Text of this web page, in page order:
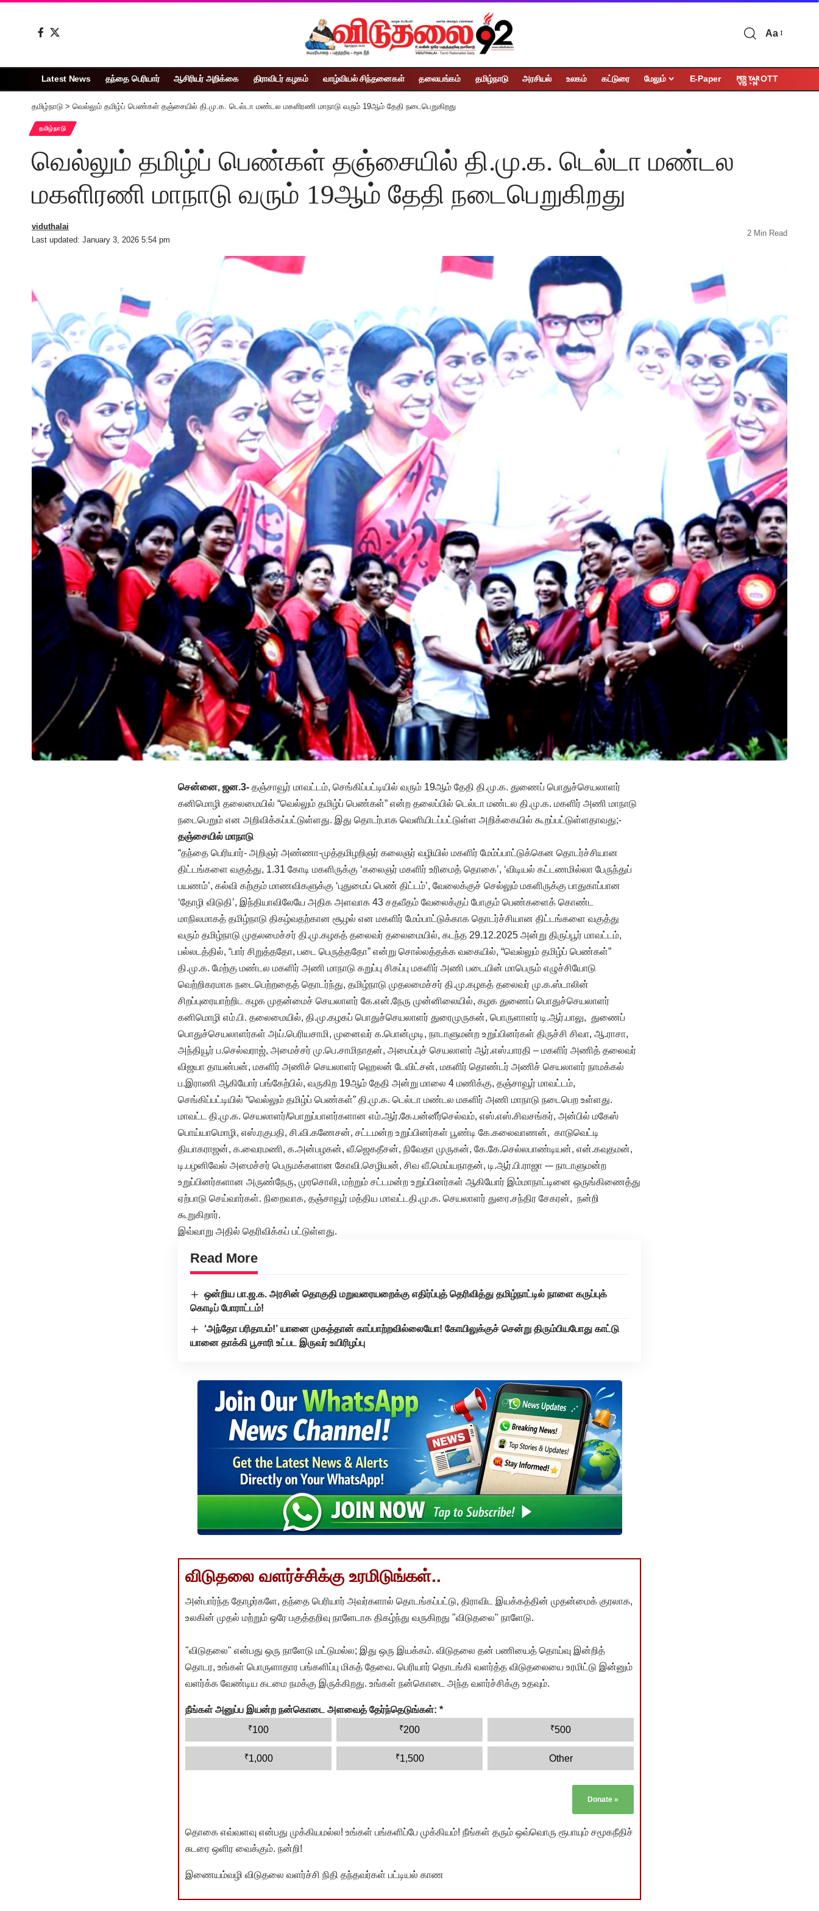
Aa
Latest News தந்தை பெரியார் ஆசிரியர் அறிக்கை திராவிடர் கழகம் வாழ்வியல் சிந்தனைகள் தலையங்கம் தமிழ்நாடு அரசியல் உலகம் கட்டுரை மேலும் E-Paper OTT
தமிழ்நாடு > வெல்லும் தமிழ்ப் பெண்கள் தஞ்சையில் தி.மு.க. டெல்டா மண்டல மகளிரணி மாநாடு வரும் 19ஆம் தேதி நடைபெறுகிறது
தமிழ்நாடு
வெல்லும் தமிழ்ப் பெண்கள் தஞ்சையில் தி.மு.க. டெல்டா மண்டல
மகளிரணி மாநாடு வரும் 19ஆம் தேதி நடைபெறுகிறது
Last updated: January 3, 2026 5:54 pm
viduthalai
2 Min Read
சென்னை, ஜன.3- தஞ்சாவூர் மாவட்டம், செங்கிப்பட்டியில் வரும் 19ஆம் தேதி தி.மு.க. துணைப் பொதுச்செயலாளர்
கனிமொழி தலைமையில் “வெல்லும் தமிழ்ப் பெண்கள்” என்ற தலைப்பில் டெல்டா மண்டல தி.மு.க. மகளிர் அணி மாநாடு
நடைபெறும் என அறிவிக்கப்பட்டுள்ளது. இது தொடர்பாக வெளியிடப்பட்டுள்ள அறிக்கையில் கூறப்பட்டுள்ளதாவது;-
தஞ்சையில் மாநாடு
“தந்தை பெரியார்- அறிஞர் அண்ணா-முத்தமிழறிஞர் கலைஞர் வழியில் மகளிர் மேம்ப்பாட்டுக்கென தொடர்ச்சியான
திட்டங்களை வகுத்து, 1.31 கோடி மகளிருக்கு ‘கலைஞர் மகளிர் உரிமைத் தொகை’, ‘விடியல் கட்டணமில்லா பேருந்துப்
பயணம்’, கல்வி கற்கும் மாணவிகளுக்கு ‘புதுமைப் பெண் திட்டம்’, வேலைக்குச் செல்லும் மகளிருக்கு பாதுகாப்பான
‘தோழி விடுதி’, இந்தியாவிலேயே அதிக அளவாக 43 சதவீதம் வேலைக்குப் போகும் பெண்களைக் கொண்ட
மாநிலமாகத் தமிழ்நாடு திகழ்வதற்கான சூழல் என மகளிர் மேம்பாட்டுக்காக தொடர்ச்சியான திட்டங்களை வகுத்து
வரும் தமிழ்நாடு முதலமைச்சர் தி.மு.கழகத் தலைவர் தலைமையில், கடந்த 29.12.2025 அன்று திருப்பூர் மாவட்டம்,
பல்லடத்தில், “பார் சிறுத்ததோ, படை பெருத்ததோ” என்று சொல்லத்தக்க வகையில், “வெல்லும் தமிழ்ப் பெண்கள்”
தி.மு.க. மேற்கு மண்டல மகளிர் அணி மாநாடு கறுப்பு சிகப்பு மகளிர் அணி படையின் மாபெரும் எழுச்சியோடு
வெற்றிகரமாக நடைபெற்றதைத் தொடர்ந்து, தமிழ்நாடு முதலமைச்சர் தி.மு.கழகத் தலைவர் மு.க.ஸ்டாலின்
சிறப்புரையாற்றிட கழக முதன்மைச் செயலாளர் கே.என்.நேரு முன்னிலையில், கழக துணைப் பொதுச்செயலாளர்
கனிமொழி எம்.பி. தலைமையில், தி.மு.கழகப் பொதுச்செயலாளர் துரைமுருகன், பொருளாளர் டி.ஆர்.பாலு, துணைப்
பொதுச்செயலாளர்கள் அய்.பெரியசாமி, முனைவர் க.பொன்முடி, நாடாளுமன்ற உறுப்பினர்கள் திருச்சி சிவா, ஆ.ராசா,
அந்தியூர் ப.செல்வராஜ், அமைச்சர் மு.பெ.சாமிநாதன், அமைப்புச் செயலாளர் ஆர்.எஸ்.பாரதி – மகளிர் அணித் தலைவர்
விஜயா தாயன்பன், மகளிர் அணிச் செயலாளர் ஹெலன் டேவிட்சன், மகளிர் தொண்டர் அணிச் செயலாளர் நாமக்கல்
ப.இராணி ஆகியோர் பங்கேற்பில், வருகிற 19ஆம் தேதி அன்று மாலை 4 மணிக்கு, தஞ்சாவூர் மாவட்டம்,
செங்கிப்பட்டியில் “வெல்லும் தமிழ்ப் பெண்கள்” தி.மு.க. டெல்டா மண்டல மகளிர் அணி மாநாடு நடைபெற உள்ளது.
மாவட்ட தி.மு.க. செயலாளர்/பொறுப்பாளர்களான எம்.ஆர்.கே.பன்னீர்செல்வம், எஸ்.எஸ்.சிவசங்கர், அன்பில் மகேஸ்
பொய்யாமொழி, எஸ்.ரகுபதி, சி.வி.கணேசன், சட்டமன்ற உறுப்பினர்கள் பூண்டி கே.கலைவாணன், காடுவெட்டி
தியாகராஜன், க.வைரமணி, க.அன்பழகன், வீ.ஜெகதீசன், நிவேதா முருகன், கே.கே.செல்லபாண்டியன், என்.கவுதமன்,
டி.பழனிவேல் அமைச்சர் பெருமக்களான கோவி.செழியன், சிவ வீ.மெய்யநாதன், டி.ஆர்.பி.ராஜா -– நாடாளுமன்ற
உறுப்பினர்களான அருண்நேரு, முரசொலி, மற்றும் சட்டமன்ற உறுப்பினர்கள் ஆகியோர் இம்மாநாட்டினை ஒருங்கிணைத்து
ஏற்பாடு செய்வார்கள். நிறைவாக, தஞ்சாவூர் மத்திய மாவட்டதி.மு.க. செயலாளர் துரை.சந்திர சேகரன், நன்றி
கூறுகிறார்.
இவ்வாறு அதில் தெரிவிக்கப் பட்டுள்ளது.
Read More
ஒன்றிய பா.ஜ.க. அரசின் தொகுதி மறுவரையறைக்கு எதிர்ப்புத் தெரிவித்து தமிழ்நாட்டில் நாளை கருப்புக்
கொடிப் போராட்டம்!
‘அந்தோ பரிதாபம்!’ யானை முகத்தான் காப்பாற்றவில்லையோ! கோயிலுக்குச் சென்று திரும்பியபோது காட்டு
யானை தாக்கி பூசாரி உட்பட இருவர் உயிரிழப்பு
விடுதலை வளர்ச்சிக்கு உரமிடுங்கள்..
அன்பார்ந்த தோழர்களே, தந்தை பெரியார் அவர்களால் தொடங்கப்பட்டு, திராவிட இயக்கத்தின் முதன்மைக் குரலாக,
உலகின் முதல் மற்றும் ஒரே பகுத்தறிவு நாளேடாக திகழ்ந்து வருகிறது "விடுதலை" நாளேடு.
"விடுதலை" என்பது ஒரு நாளேடு மட்டுமல்ல; இது ஒரு இயக்கம். விடுதலை தன் பணியைத் தொய்வு இன்றித்
தொடர, உங்கள் பொருளாதார பங்களிப்பு மிகத் தேவை. பெரியார் தொடங்கி வளர்த்த விடுதலையை உரமிட்டு இன்னும்
வளர்க்க வேண்டிய கடமை நமக்கு இருக்கிறது. உங்கள் நன்கொடை அந்த வளர்ச்சிக்கு உதவும்.
நீங்கள் அனுப்ப இயன்ற நன்கொடை அளவைத் தேர்ந்தெடுங்கள்: *
₹100 ₹200 ₹500
₹1,000 ₹1,500 Other
Donate »
தொகை எவ்வளவு என்பது முக்கியமல்ல! உங்கள் பங்களிப்பே முக்கியம்! நீங்கள் தரும் ஒவ்வொரு ரூபாயும் சமூகநீதிச்
சுடரை ஒளிர வைக்கும். நன்றி!
இணையம்வழி விடுதலை வளர்ச்சி நிதி தந்தவர்கள் பட்டியல் காண